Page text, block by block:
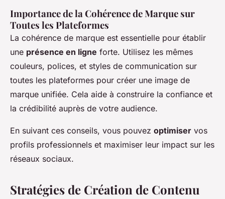
Importance de la Cohérence de Marque sur
Toutes les Plateformes
La cohérence de marque est essentielle pour établir
une présence en ligne forte. Utilisez les mêmes
couleurs, polices, et styles de communication sur
toutes les plateformes pour créer une image de
marque unifiée. Cela aide à construire la confiance et
la crédibilité auprès de votre audience.
En suivant ces conseils, vous pouvez optimiser vos
profils professionnels et maximiser leur impact sur les
réseaux sociaux.
Stratégies de Création de Contenu